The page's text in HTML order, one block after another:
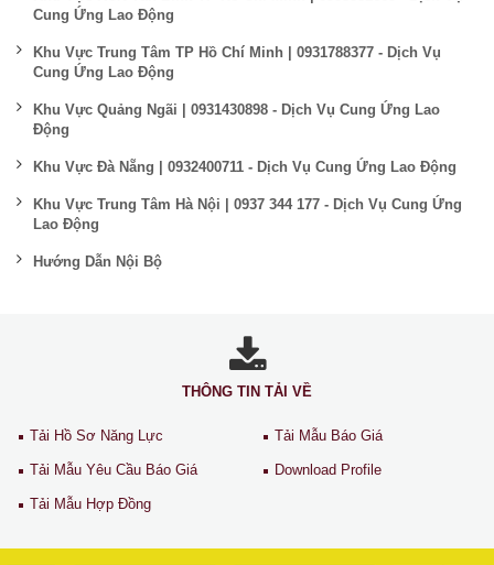
Cung Ứng Lao Động
Khu Vực Trung Tâm TP Hồ Chí Minh | 0931788377 - Dịch Vụ
Cung Ứng Lao Động
Khu Vực Quảng Ngãi | 0931430898 - Dịch Vụ Cung Ứng Lao
Động
Khu Vực Đà Nẵng | 0932400711 - Dịch Vụ Cung Ứng Lao Động
Khu Vực Trung Tâm Hà Nội | 0937 344 177 - Dịch Vụ Cung Ứng
Lao Động
Hướng Dẫn Nội Bộ
THÔNG TIN TẢI VỀ
Tải Hồ Sơ Năng Lực Tải Mẫu Báo Giá
Tải Mẫu Yêu Cầu Báo Giá Download Profile
Tải Mẫu Hợp Đồng